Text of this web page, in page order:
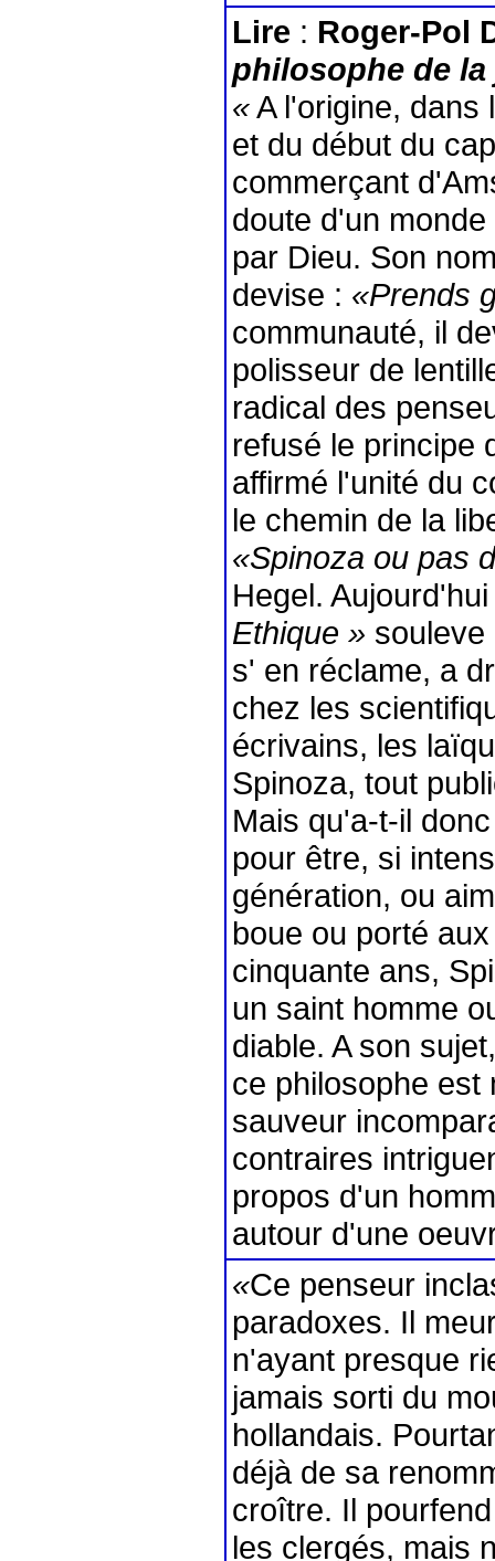
Lire : Roger-Pol
philosophe de la
«A l'origine, dans
et du début du
commerçant
doute d'un
par Dieu. Son
devise : «Prends
communauté, il
polisseur de
radical des
refusé le principe
affirmé l'unité du
le chemin de la
«Spinoza ou pas
Hegel.
Ethique » souleve
s' en réclame, a
chez les
écrivains, les
Spinoza, tout
Mais qu'a-t-il
pour être, si
génération, ou
boue ou porté
cinquante ans,
un saint homme
diable. A son
ce philosophe est
sauveur
contraires
propos d'un
autour d'une
«Ce penseur
paradoxes. Il
n'ayant presque
jamais sorti du
hollandais.
déjà de sa
croître. Il
les clergés, mais